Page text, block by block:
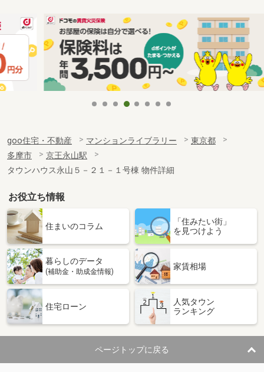
goo住宅・不動産 マンションライブラリー
東京都
多摩市
京王永山駅
タウンハウス永山５－２１－１号棟 物件詳細
お役立ち情報
住まいのコラム
「住みたい街」
を見つけよう
暮らしのデータ
(補助金・助成金情報)
家賃相場
住宅ローン
人気タウン
ランキング
ページトップに戻る